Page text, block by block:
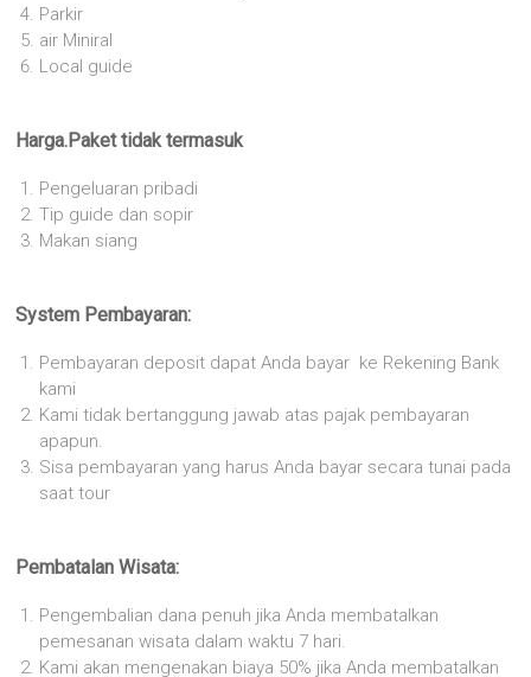
Parkir
air Miniral
Local guide
Harga.Paket tidak termasuk
Pengeluaran pribadi
Tip guide dan sopir
Makan siang
System Pembayaran:
Pembayaran deposit dapat Anda bayar ke Rekening Bank
kami
Kami tidak bertanggung jawab atas pajak pembayaran
apapun.
Sisa pembayaran yang harus Anda bayar secara tunai pada
saat tour
Pembatalan Wisata:
Pengembalian dana penuh jika Anda membatalkan
pemesanan wisata dalam waktu 7 hari.
Kami akan mengenakan biaya 50% jika Anda membatalkan